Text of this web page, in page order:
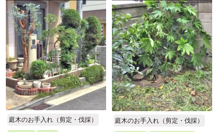
庭木のお手入れ（剪定・伐採） 庭木のお手入れ（剪定・伐採）